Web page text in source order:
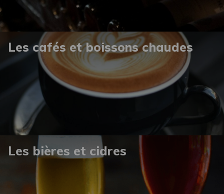
Les cafés et boissons chaudes
Les bières et cidres